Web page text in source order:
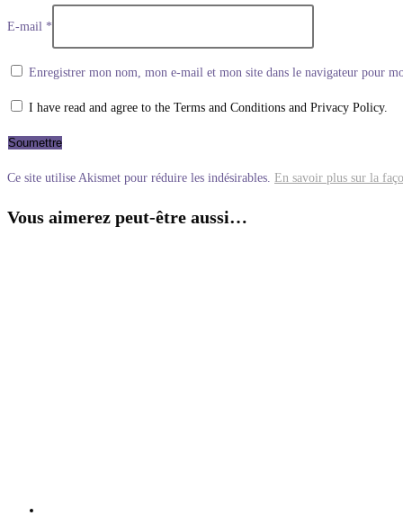
E-mail *
Enregistrer mon nom, mon e-mail et mon site dans le navigateur pour
I have read and agree to the Terms and Conditions and Privacy Policy.
Ce site utilise Akismet pour réduire les indésirables. En savoir plus sur la
Vous aimerez peut-être aussi…